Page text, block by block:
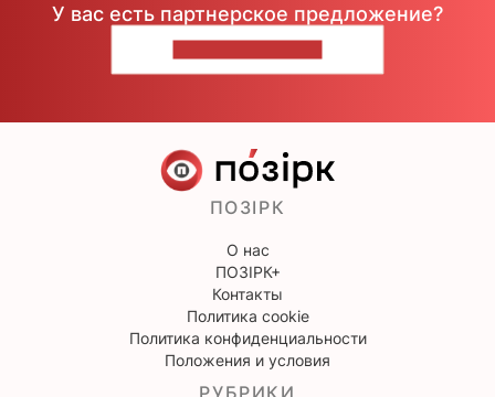
У вас есть партнерское предложение?
ПОЗІРК
О нас
ПОЗІРК+
Контакты
Политика cookie
Политика конфиденциальности
Положения и условия